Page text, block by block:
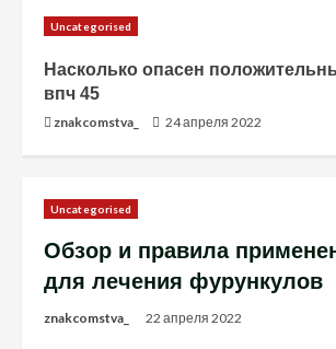
Uncategorised
Насколько опасен
впч 45
znakcomstva_ 24 апреля 2022
Uncategorised
Обзор и правила
для лечения фурункулов
znakcomstva_ 22 апреля 2022